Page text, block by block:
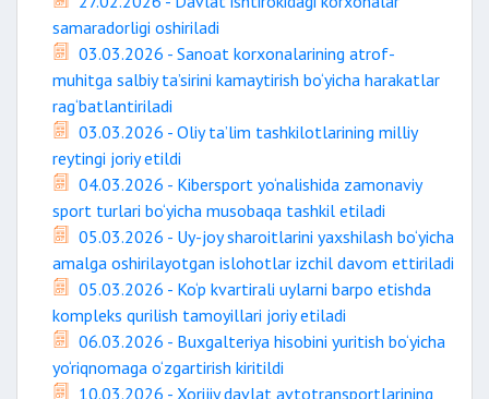
samaradorligi oshiriladi
03.03.2026 - Sanoat korxonalarining atrof-
muhitga salbiy ta’sirini kamaytirish bo‘yicha harakatlar
rag‘batlantiriladi
03.03.2026 - Oliy ta’lim tashkilotlarining milliy
reytingi joriy etildi
04.03.2026 - Kibersport yo‘nalishida zamonaviy
sport turlari bo‘yicha musobaqa tashkil etiladi
05.03.2026 - Uy-joy sharoitlarini yaxshilash bo‘yicha
amalga oshirilayotgan islohotlar izchil davom ettiriladi
05.03.2026 - Ko‘p kvartirali uylarni barpo etishda
kompleks qurilish tamoyillari joriy etiladi
06.03.2026 - Buxgalteriya hisobini yuritish bo‘yicha
yo‘riqnomaga o‘zgartirish kiritildi
10.03.2026 - Xorijiy davlat avtotransportlarining